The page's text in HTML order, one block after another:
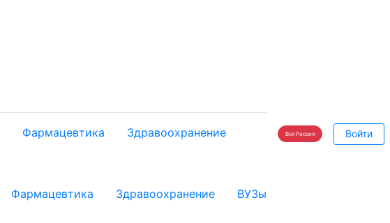
Фармацевтика
Здравоохранение
Вся Россия Войти
Фармацевтика Здравоохранение ВУЗы